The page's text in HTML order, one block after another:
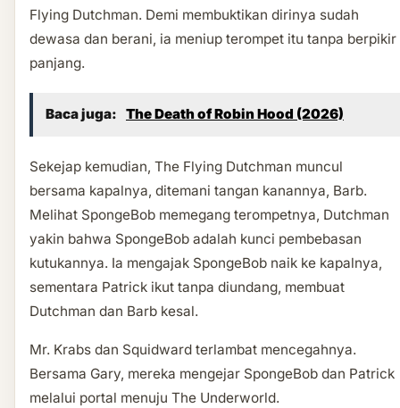
Flying Dutchman. Demi membuktikan dirinya sudah
dewasa dan berani, ia meniup terompet itu tanpa berpikir
panjang.
Baca juga: The Death of Robin Hood (2026)
Sekejap kemudian, The Flying Dutchman muncul
bersama kapalnya, ditemani tangan kanannya, Barb.
Melihat SpongeBob memegang terompetnya, Dutchman
yakin bahwa SpongeBob adalah kunci pembebasan
kutukannya. Ia mengajak SpongeBob naik ke kapalnya,
sementara Patrick ikut tanpa diundang, membuat
Dutchman dan Barb kesal.
Mr. Krabs dan Squidward terlambat mencegahnya.
Bersama Gary, mereka mengejar SpongeBob dan Patrick
melalui portal menuju The Underworld.